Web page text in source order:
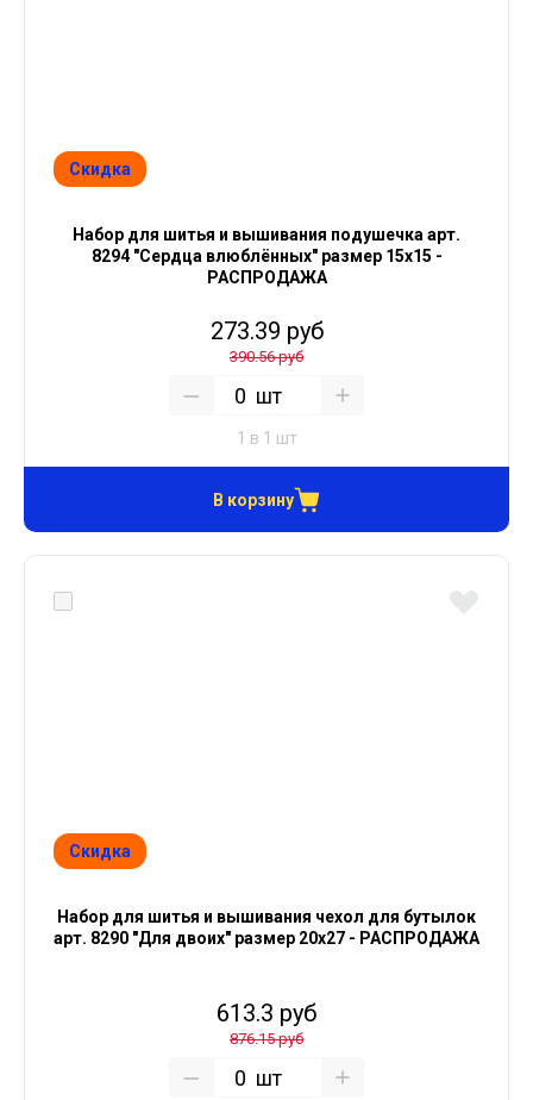
Скидка
Набор для шитья и вышивания подушечка арт.
8294 "Сердца влюблённых" размер 15х15 -
РАСПРОДАЖА
273.39 руб
390.56 руб
шт
1 в 1 шт
В корзину
Скидка
Набор для шитья и вышивания чехол для бутылок
арт. 8290 "Для двоих" размер 20х27 - РАСПРОДАЖА
613.3 руб
876.15 руб
шт